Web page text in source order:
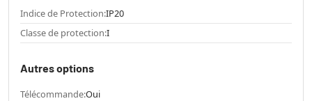
Indice de Protection:IP20
Classe de protection:I
Autres options
Télécommande:Oui